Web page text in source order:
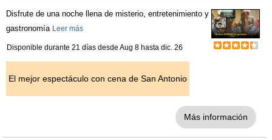
Disfrute de una noche llena de misterio, entretenimiento y
gastronomía Leer más
Disponible durante 21 días desde Aug 8 hasta dic. 26
El mejor espectáculo con cena de San Antonio
Más información